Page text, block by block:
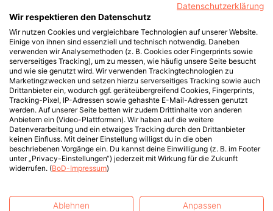
Datenschutzerklärung
Wir respektieren den Datenschutz
Wir nutzen Cookies und vergleichbare Technologien auf unserer Website.
Einige von ihnen sind essenziell und technisch notwendig. Daneben
verwenden wir Analysemethoden (z. B. Cookies oder Fingerprints sowie
serverseitiges Tracking), um zu messen, wie häufig unsere Seite besucht
und wie sie genutzt wird. Wir verwenden Trackingtechnologien zu
Marketingzwecken und setzen hierzu serverseitiges Tracking sowie auch
Drittanbieter ein, wodurch ggf. geräteübergreifend Cookies, Fingerprints,
Tracking-Pixel, IP-Adressen sowie gehashte E-Mail-Adressen genutzt
werden. Auf unserer Seite betten wir zudem Drittinhalte von anderen
Anbietern ein (Video-Plattformen). Wir haben auf die weitere
Datenverarbeitung und ein etwaiges Tracking durch den Drittanbieter
keinen Einfluss. Mit deiner Einstellung willigst du in die oben
beschriebenen Vorgänge ein. Du kannst deine Einwilligung (z. B. im Footer
unter „Privacy-Einstellungen“) jederzeit mit Wirkung für die Zukunft
widerrufen. (BoD-Impressum)
Ablehnen Anpassen